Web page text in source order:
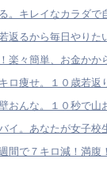
。キレイなカラダで
返るから毎日やりた
楽々簡単、お金かか
ロ痩せ。１０歳若返
おんな。１０秒で山
イ。あなたが女子校
間で７キロ減！満腹